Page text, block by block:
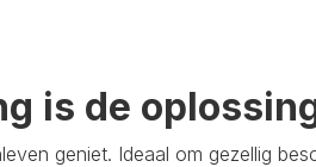
is de
geniet. Ideaal om gezellig